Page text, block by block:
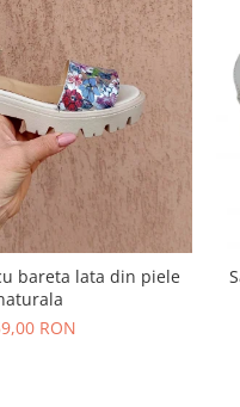
bareta lata din piele
RON